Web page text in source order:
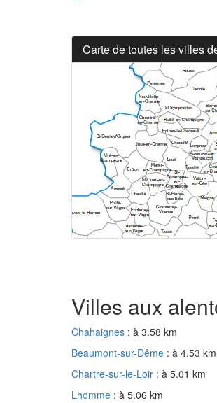
Carte de toutes les villes
Villes aux
Chahaignes : à 3.58 km
Beaumont-sur-Dême : à 4.53 km
Chartre-sur-le-Loir : à 5.01 km
Lhomme : à 5.06 km